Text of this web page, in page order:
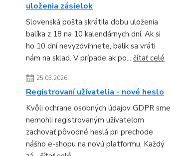
uloženia zásielok
Slovenská pošta skrátila dobu uloženia
balíka z 18 na 10 kalendárnych dní. Ak si
ho 10 dní nevyzdvihnete, balík sa vráti
nám na sklad. V prípade ak po... čítať celé
25.03.2026
Registrovaní užívatelia - nové heslo
Kvôli ochrane osobných údajov GDPR sme
nemohli registrovaným užívateľom
zachovať pôvodné heslá pri prechode
nášho e-shopu na novú platformu. Každý